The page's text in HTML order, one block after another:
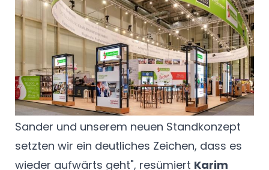
"Wir konnten nach sehr langer Pause endlich
wieder mit unseren Kunden ins Gespräch
kommen und aufzeigen, wie wir sie mit
vielfältigen Lösungen beim Meistern der
aktuellen Herausforderungen
unterstützen können. Gemeinsam mit
Sander und unserem neuen Standkonzept
setzten wir ein deutliches Zeichen, dass es
wieder aufwärts geht", resümiert Karim